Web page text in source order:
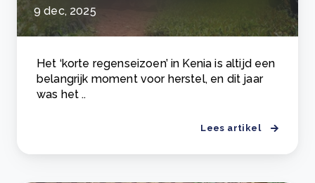
9 dec, 2025
Het ‘korte regenseizoen’ in Kenia is altijd een
belangrijk moment voor herstel, en dit jaar
was het ..
Lees artikel